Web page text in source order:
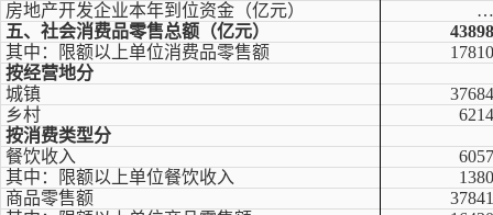
房地产开发企业本年到位资金（亿元）
…
五、社会消费品零售总额（亿元）
43898
其中：限额以上单位消费品零售额
17810
按经营地分
城镇
37684
乡村
6214
按消费类型分
餐饮收入
6057
其中：限额以上单位餐饮收入
1380
商品零售额
37841